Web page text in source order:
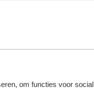
om functies voor social